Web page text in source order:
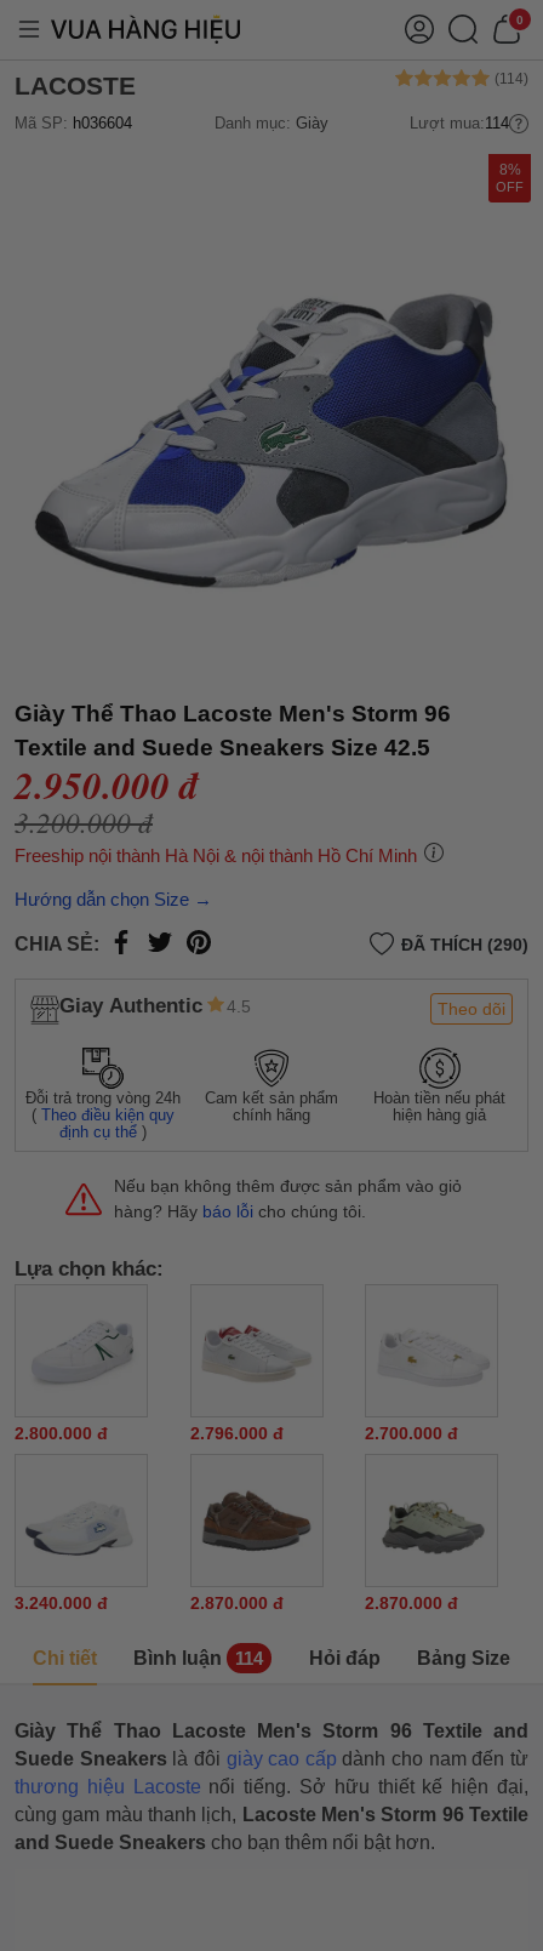
0
LACOSTE
Mã SP: h036604 Danh mục: Giày Lượt mua:114
8%
OFF
Giày Thể Thao Lacoste Men's Storm 96
Textile and Suede Sneakers Size 42.5
2.950.000 đ
3.200.000 đ
Freeship nội thành Hà Nội & nội thành Hồ Chí Minh
Hướng dẫn chọn Size →
CHIA SẺ: ĐÃ THÍCH (290)
Giay Authentic 4.5 Theo dõi
Đỗi trả trong vòng 24h
(Theo điều kiện quy
định cụ thể )
Cam kết sản phẩm
chính hãng
Hoàn tiền nếu phát
hiện hàng giả
Nếu bạn không thêm được sản phẩm vào giỏ
hàng? Hãy báo lỗi cho chúng tôi.
Lựa chọn khác:
2.800.000 đ 2.796.000 đ 2.700.000 đ
3.240.000 đ 2.870.000 đ 2.870.000 đ
Chi tiết Bình luận 114 Hỏi đáp Bảng Size
Giày Thể Thao Lacoste Men's Storm 96 Textile and
Suede Sneakers là đôi giày cao cấp dành cho nam đến từ
thương hiệu Lacoste nổi tiếng. Sở hữu thiết kế hiện đại,
cùng gam màu thanh lịch, Lacoste Men's Storm 96 Textile
and Suede Sneakers cho bạn thêm nổi bật hơn.